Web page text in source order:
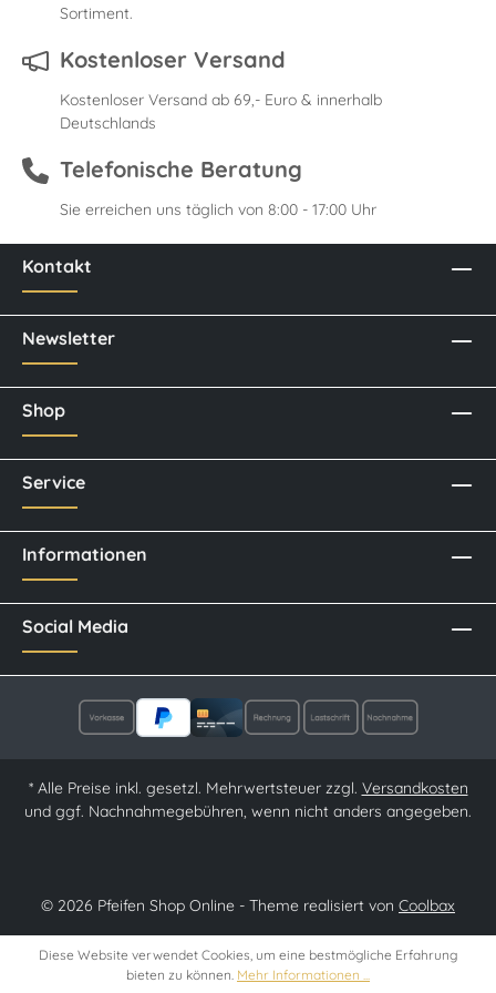
Sortiment.
Kostenloser Versand
Kostenloser Versand ab 69,- Euro & innerhalb
Deutschlands
Telefonische Beratung
Sie erreichen uns täglich von 8:00 - 17:00 Uhr
Kontakt
Newsletter
Social Media
Shop
Service
Informationen
* Alle Preise inkl. gesetzl. Mehrwertsteuer zzgl. Versandkosten
und ggf. Nachnahmegebühren, wenn nicht anders angegeben.
© 2026 Pfeifen Shop Online - Theme realisiert von Coolbax
Diese Website verwendet Cookies, um eine bestmögliche Erfahrung
bieten zu können. Mehr Informationen ...